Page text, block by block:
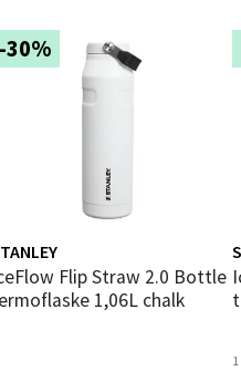
-30%
1,06L chalk
IceFlow Flip Straw 2.0 Bottle
Ålesund
Molde -
Torget 1, 6413
Åpent i dag